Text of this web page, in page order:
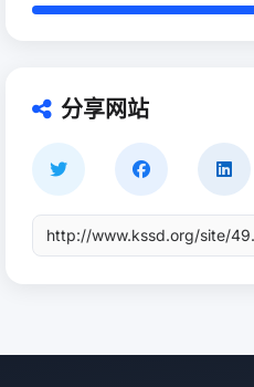
分享网站